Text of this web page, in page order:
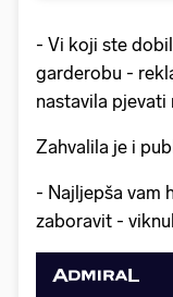
- Vi koji ste
garderobu -
nastavila pjevati
Zahvalila je i
- Najljepša vam
zaboravit -